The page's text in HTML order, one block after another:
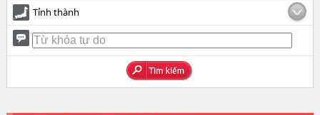
Tỉnh thành